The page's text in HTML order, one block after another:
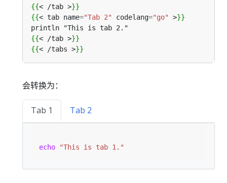
{{< /tab >}}
{{< tab name="Tab 2" codelang="go" >}}
{{< /tab >}}
{{< /tabs >}}
会转换为：
Tab 1 Tab 2
echo "This is tab 1."